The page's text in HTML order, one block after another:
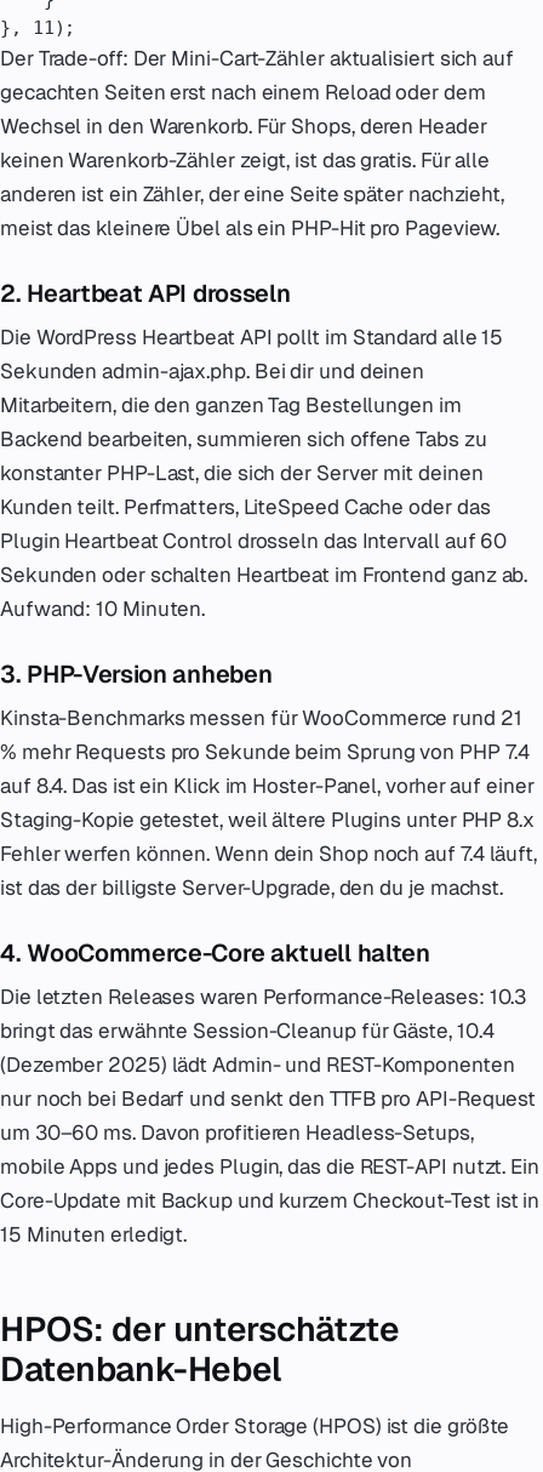
}, 11);
Der Trade-off: Der Mini-Cart-Zähler aktualisiert sich auf
gecachten Seiten erst nach einem Reload oder dem
Wechsel in den Warenkorb. Für Shops, deren Header
keinen Warenkorb-Zähler zeigt, ist das gratis. Für alle
anderen ist ein Zähler, der eine Seite später nachzieht,
meist das kleinere Übel als ein PHP-Hit pro Pageview.
2. Heartbeat API drosseln
Die WordPress Heartbeat API pollt im Standard alle 15
Sekunden admin-ajax.php. Bei dir und deinen
Mitarbeitern, die den ganzen Tag Bestellungen im
Backend bearbeiten, summieren sich offene Tabs zu
konstanter PHP-Last, die sich der Server mit deinen
Kunden teilt. Perfmatters, LiteSpeed Cache oder das
Plugin Heartbeat Control drosseln das Intervall auf 60
Sekunden oder schalten Heartbeat im Frontend ganz ab.
Aufwand: 10 Minuten.
3. PHP-Version anheben
Kinsta-Benchmarks messen für WooCommerce rund 21
% mehr Requests pro Sekunde beim Sprung von PHP 7.4
auf 8.4. Das ist ein Klick im Hoster-Panel, vorher auf einer
Staging-Kopie getestet, weil ältere Plugins unter PHP 8.x
Fehler werfen können. Wenn dein Shop noch auf 7.4 läuft,
ist das der billigste Server-Upgrade, den du je machst.
4. WooCommerce-Core aktuell halten
Die letzten Releases waren Performance-Releases: 10.3
bringt das erwähnte Session-Cleanup für Gäste, 10.4
(Dezember 2025) lädt Admin- und REST-Komponenten
nur noch bei Bedarf und senkt den TTFB pro API-Request
um 30–60 ms. Davon profitieren Headless-Setups,
mobile Apps und jedes Plugin, das die REST-API nutzt. Ein
Core-Update mit Backup und kurzem Checkout-Test ist in
15 Minuten erledigt.
HPOS: der unterschätzte
Datenbank-Hebel
High-Performance Order Storage (HPOS) ist die größte
Architektur-Änderung in der Geschichte von